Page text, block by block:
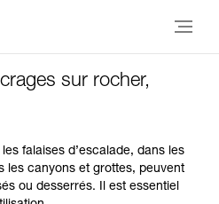
sur rocher,
falaises d’escalade, dans les
les canyons et grottes, peuvent
ou desserrés. Il est essentiel